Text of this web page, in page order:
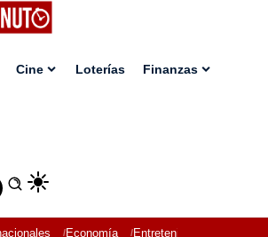
Cine Loterías Finanzas
Economía Entretenimiento